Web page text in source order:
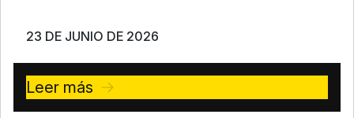
23 DE JUNIO DE 2026
Leer más